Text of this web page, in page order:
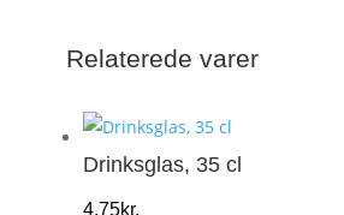
Relaterede varer
Drinksglas, 35 cl
4,75kr.